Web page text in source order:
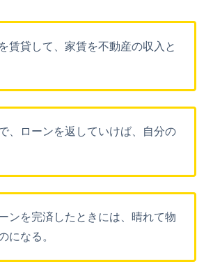
賃貸して、家賃を不動産の収入と
、ローンを返していけば、自分の
ンを完済したときには、晴れて物
になる。